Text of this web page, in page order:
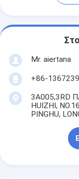
Mr. aiertana
+86-
3A005,3RD
HUIZHI,
PINGHU,